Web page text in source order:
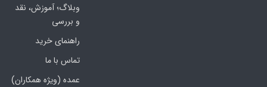
وبلاگ؛ آموزش، نقد
و بررسی
راهنمای خرید
تماس با ما
عمده (ویژه همکاران)